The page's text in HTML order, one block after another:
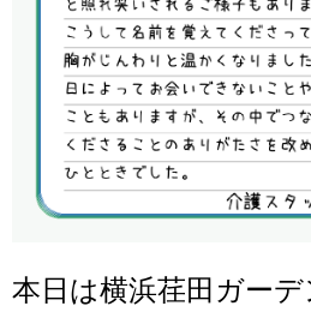
本日は横浜荏田ガーデ